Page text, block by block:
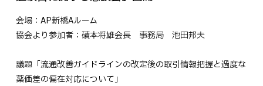
会場：AP新橋Aルーム
協会より参加者：磧本将雄会長 事務局 池田邦夫
議題「流通改善ガイドラインの改定後の取引情報把握と過度な
薬価差の偏在対応について」